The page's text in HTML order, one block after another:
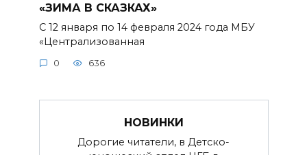
«ЗИМА В СКАЗКАХ»
С 12 января по 14 февраля 2024 года МБУ
«Централизованная
0 636
НОВИНКИ
Дорогие читатели, в Детско-